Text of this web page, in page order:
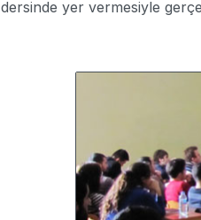
dersinde yer vermesiyle